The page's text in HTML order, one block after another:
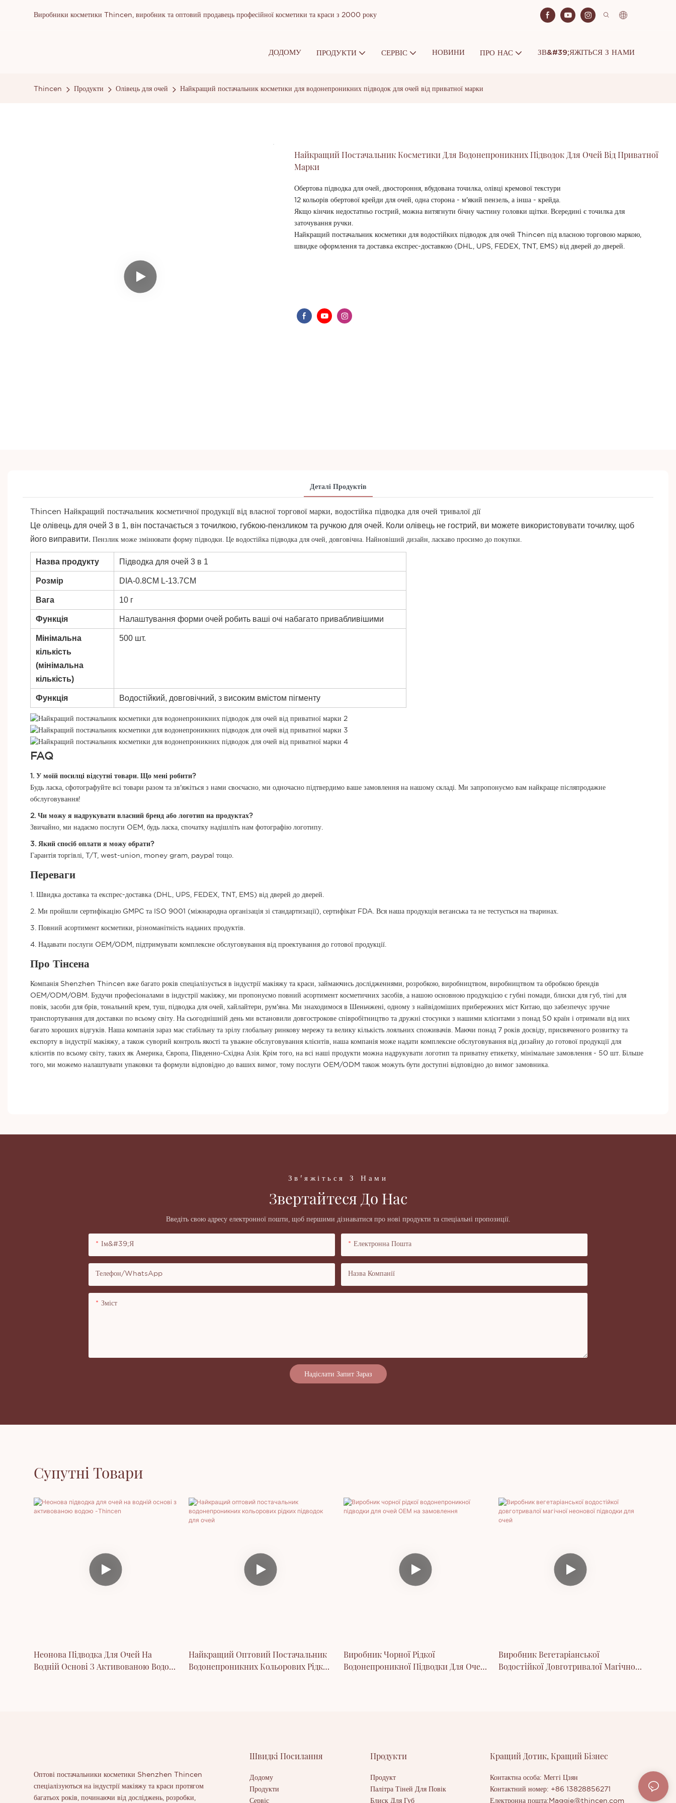
Виробники косметики Thincen, виробник та оптовий продавець професійної косметики та краси з 2000 року
ДОДОМУ ПРОДУКТИ СЕРВІС НОВИНИ ПРО НАС ЗВ&#39;ЯЖІТЬСЯ З НАМИ
Thincen Продукти Олівець для очей Найкращий постачальник косметики для водонепроникних підводок для очей від приватної марки
Найкращий Постачальник Косметики Для Водонепроникних Підводок Для Очей Від Приватної
Марки
Обертова підводка для очей, двостороння, вбудована точилка, олівці кремової текстури
12 кольорів обертової крейди для очей, одна сторона - м'який пензель, а інша - крейда.
Якщо кінчик недостатньо гострий, можна витягнути бічну частину головки щітки. Всередині є точилка для
заточування ручки.
Найкращий постачальник косметики для водостійких підводок для очей Thincen під власною торговою маркою,
швидке оформлення та доставка експрес-доставкою (DHL, UPS, FEDEX, TNT, EMS) від дверей до дверей.
Деталі Продуктів
Thincen Найкращий постачальник косметичної продукції від власної торгової марки, водостійка підводка для очей тривалої дії
Це олівець для очей 3 в 1, він постачається з точилкою, губкою-пензликом та ручкою для очей. Коли олівець не гострий, ви можете використовувати точилку, щоб
його виправити.
Пензлик може змінювати форму підводки. Це водостійка підводка для очей, довговічна. Найновіший дизайн, ласкаво просимо до покупки.
Назва продукту Підводка для очей 3 в 1
Розмір DIA-0.8CM L-13.7CM
Вага 10 г
Функція Налаштування форми очей робить ваші очі набагато привабливішими
Мінімальна
кількість
(мінімальна
кількість)
500 шт.
Функція Водостійкий, довговічний, з високим вмістом пігменту
FAQ
1. У моїй посилці відсутні товари. Що мені робити?
Будь ласка, сфотографуйте всі товари разом та зв'яжіться з нами своєчасно, ми одночасно підтвердимо ваше замовлення на нашому складі. Ми запропонуємо вам найкраще післяпродажне
обслуговування!
2. Чи можу я надрукувати власний бренд або логотип на продуктах?
Звичайно, ми надаємо послуги OEM, будь ласка, спочатку надішліть нам фотографію логотипу.
3. Який спосіб оплати я можу обрати?
Гарантія торгівлі, T/T, west-union, money gram, paypal тощо.
Переваги
1. Швидка доставка та експрес-доставка (DHL, UPS, FEDEX, TNT, EMS) від дверей до дверей.
2. Ми пройшли сертифікацію GMPC та ISO 9001 (міжнародна організація зі стандартизації), сертифікат FDA. Вся наша продукція веганська та не тестується на тваринах.
3. Повний асортимент косметики, різноманітність наданих продуктів.
4. Надавати послуги OEM/ODM, підтримувати комплексне обслуговування від проектування до готової продукції.
Про Тінсена
Компанія Shenzhen Thincen вже багато років спеціалізується в індустрії макіяжу та краси, займаючись дослідженнями, розробкою, виробництвом, виробництвом та обробкою брендів
OEM/ODM/OBM. Будучи професіоналами в індустрії макіяжу, ми пропонуємо повний асортимент косметичних засобів, а нашою основною продукцією є губні помади, блиски для губ, тіні для
повік, засоби для брів, тональний крем, туш, підводка для очей, хайлайтери, рум'яна. Ми знаходимося в Шеньчжені, одному з найвідоміших прибережних міст Китаю, що забезпечує зручне
транспортування для доставки по всьому світу. На сьогоднішній день ми встановили довгострокове співробітництво та дружні стосунки з нашими клієнтами з понад 50 країн і отримали від них
багато хороших відгуків. Наша компанія зараз має стабільну та зрілу глобальну ринкову мережу та велику кількість лояльних споживачів. Маючи понад 7 років досвіду, присвяченого розвитку та
експорту в індустрії макіяжу, а також суворий контроль якості та уважне обслуговування клієнтів, наша компанія може надати комплексне обслуговування від дизайну до готової продукції для
клієнтів по всьому світу, таких як Америка, Європа, Південно-Східна Азія. Крім того, на всі наші продукти можна надрукувати логотип та приватну етикетку, мінімальне замовлення - 50 шт. Більше
того, ми можемо налаштувати упаковки та формули відповідно до ваших вимог, тому послуги OEM/ODM також можуть бути доступні відповідно до вимог замовника.
Зв'яжіться З Нами
Звертайтеся До Нас
Введіть свою адресу електронної пошти, щоб першими дізнаватися про нові продукти та спеціальні пропозиції.
Ім&#39;я Електронна Пошта
Телефон/WhatsApp Назва Компанії
Зміст
Надіслати Запит Зараз
Супутні Товари
Неонова Підводка Для Очей На
Водній Основі З Активованою Водою
Найкращий Оптовий Постачальник
Водонепроникних Кольорових Рідких
Виробник Чорної Рідкої
Водонепроникної Підводки Для Очей
Виробник Вегетаріанської
Водостійкої Довготривалої Магічної
Оптові постачальники косметики Shenzhen Thincen
спеціалізуються на індустрії макіяжу та краси протягом
багатьох років, починаючи від досліджень, розробки,
Швидкі Посилання
Додому
Продукти
Сервіс
Продукти
Продукт
Палітра Тіней Для Повік
Блиск Для Губ
Кращий Дотик, Кращий Бізнес
Контактна особа: Меггі Цзян
Контактний номер: +86 13828856271
Електронна пошта: Maggie@thincen.com